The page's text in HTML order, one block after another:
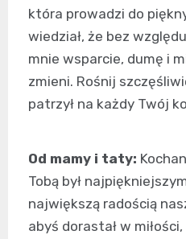
która prowadzi do
wiedział, że bez
mnie wsparcie, dumę i
zmieni. Rośnij
patrzył na każdy Twój
Od mamy i taty:
Tobą był
największą radością
abyś dorastał w